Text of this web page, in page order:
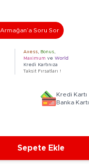
Armağan’a Soru Sor
Axess Bonus
Maximum ve World
Kredi Kartınıza
Taksit Fırsatları !
Kredi Kartı
Banka Kartı
Sepete Ekle